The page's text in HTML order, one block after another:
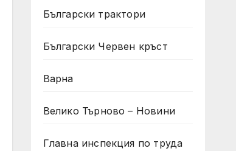
Български трактори
Български Червен кръст
Варна
Велико Търново – Новини
Главна инспекция по труда